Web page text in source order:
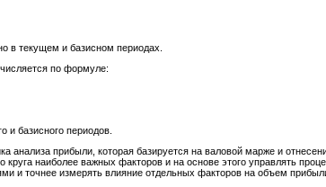
в текущем и базисном периодах.
по формуле:
и базисного периодов.
анализа прибыли, которая базируется на валовой марже и
круга наиболее важных факторов и на основе этого управлять
и точнее измерять влияние отдельных факторов на объем